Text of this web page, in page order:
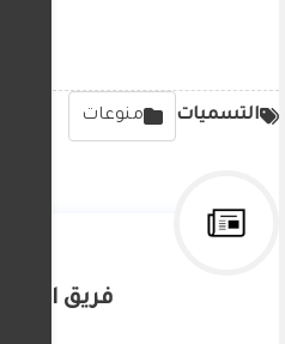
التسميات منوعات
فريق التحرير